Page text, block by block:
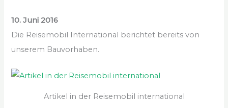
10. Juni 2016
Die Reisemobil International berichtet bereits von
unserem Bauvorhaben.
Artikel in der Reisemobil international